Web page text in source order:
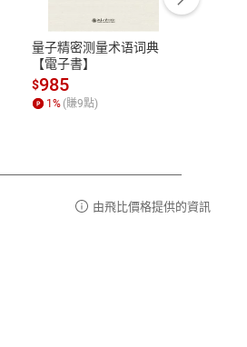
週五 10:00-12:00、
假日及例假日休息)
1857077
量子精密测量术语词典
【電子書】
$985
1% (賺9點)
由飛比價格提供的資訊